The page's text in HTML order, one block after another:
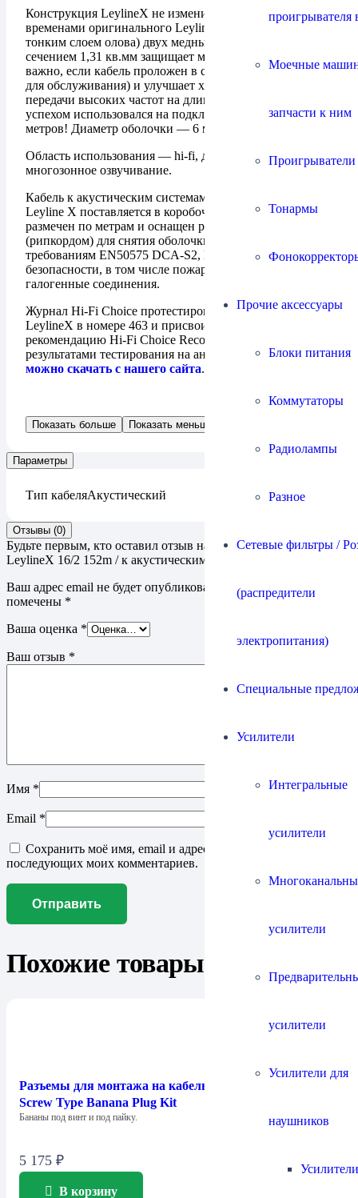
проигрывателя
Моечные
запчасти к ним
Тонармы
Прочие аксессуары
Блоки питания
Коммутаторы
Радиолампы
Разное
Сетевые фильтры /
(распредители
электропитания)
Специальные
Усилители
Интегральные
усилители
усилители
усилители
Усилители для
наушников
Конструкция LeylineX не изменилась сравнительно с
временами оригинального Leyline. Лужение (покрытие
тонким слоем олова) двух медных проводников
сечением 1,31 кв.мм защищает медь от окисления (что
важно, если кабель проложен в стенах и недоступен
для обслуживания) и улучшает характеристики
передачи высоких частот на длинных линиях: Leyline с
успехом использовался на подключениях длиной в 100
метров! Диаметр оболочки — 6 мм.
Область использования — hi-fi, домашний кинотеатр и
многозонное озвучивание.
Кабель к акустическим системам Chord Company
Leyline X поставляется в коробочной бухте на 152 м,
размечен по метрам и оснащен разрывной нитью
(рипкордом) для снятия оболочки. Сертифицирован по
требованиям EN50575 DCA-S2, D2, A1 CPR (по
безопасности, в том числе пожарной). Не содержит
галогенные соединения.
Журнал Hi-Fi Choice протестировал The Chord Company
LeylineX в номере 463 и присвоил ему высшую
рекомендацию Hi-Fi Choice Recommended. Файл PDF с
результатами тестирования на английском языке
можно скачать с нашего сайта.
Показать больше Показать меньше
Параметры
Тип кабеляАкустический
Отзывы (0)
Будьте первым, кто оставил отзыв на “Кабель Chord Company
LeylineX 16/2 152m / к акустическим системам”
Ваш адрес email не будет опубликован.
Обязательные поля
помечены *
Ваша оценка *
Ваш отзыв *
Имя *
Email *
Сохранить моё имя, email и адрес сайта в этом браузере для
последующих моих комментариев.
Похожие товары
Разъемы для монтажа на кабель Chord Company 4mm
Screw Type Banana Plug Kit
Бананы под винт и под пайку.
5 175 ₽
В корзину